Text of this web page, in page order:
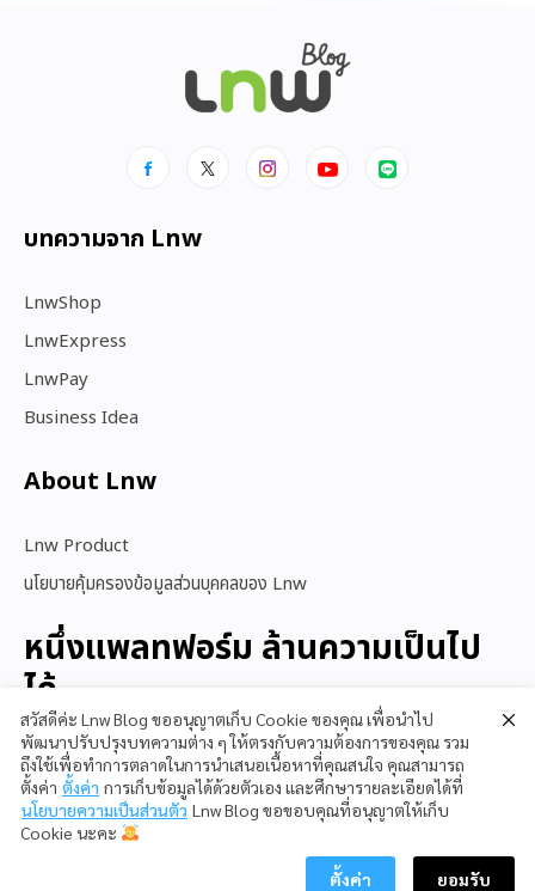
บทความจาก Lnw
LnwShop
LnwExpress
LnwPay
Business Idea
About Lnw​
Lnw Product
นโยบายคุ้มครองข้อมูลส่วนบุคคลของ Lnw
หนึ่งแพลทฟอร์ม ล้านความเป็นไป
ได้
สนใจใช้ LnwShop
Copyright © 2023 LnwShop Company Limited
สวัสดีค่ะ Lnw Blog ขออนุญาตเก็บ Cookie ของคุณ เพื่อนำไป
พัฒนาปรับปรุงบทความต่าง ๆ ให้ตรงกับความต้องการของคุณ รวม
ถึงใช้เพื่อทำการตลาดในการนำเสนอเนื้อหาที่คุณสนใจ คุณสามารถ
ตั้งค่า ตั้งค่า การเก็บข้อมูลได้ด้วยตัวเอง และศึกษารายละเอียดได้ที่
นโยบายความเป็นส่วนตัว Lnw Blog ขอขอบคุณที่อนุญาตให้เก็บ
Cookie นะคะ
ตั้งค่า ยอมรับ